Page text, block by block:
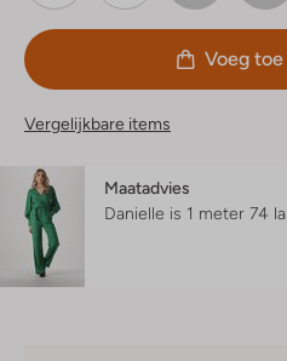
Voeg toe
Vergelijkbare items
Maatadvies
Danielle is 1 meter 74